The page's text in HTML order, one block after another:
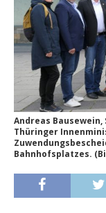
Andreas
Thüringer
Bahnhofsplatzes.